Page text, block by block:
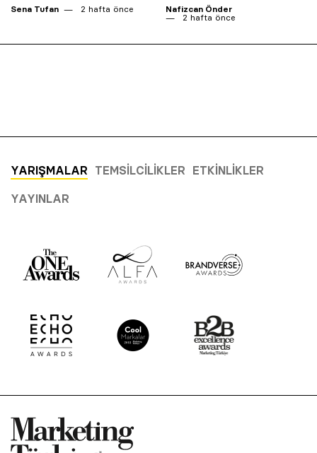
Sena Tufan 2 hafta önce
Nafizcan Önder
2 hafta önce
YARIŞMALAR TEMSILCILIKLER ETKINLIKLER
YAYINLAR